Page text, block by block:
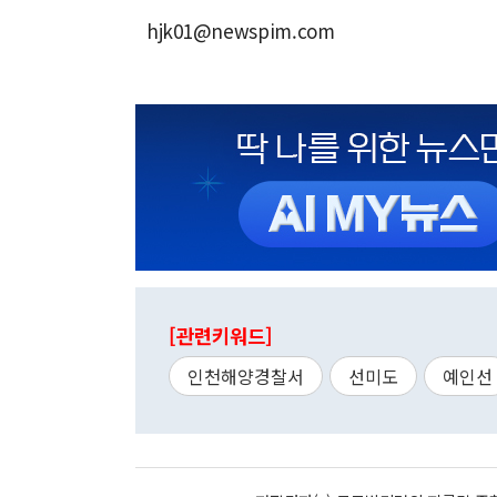
hjk01@newspim.com
[관련키워드]
인천해양경찰서 선미도 예인선